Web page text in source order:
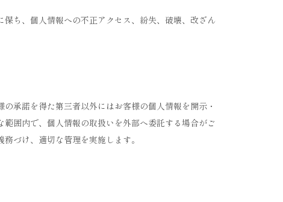
ち、個人情報への不正アクセス、紛失、破壊、改ざん
承諾を得た第三者以外にはお客様の個人情報を開示・
囲内で、個人情報の取扱いを外部へ委託する場合がご
づけ、適切な管理を実施します。